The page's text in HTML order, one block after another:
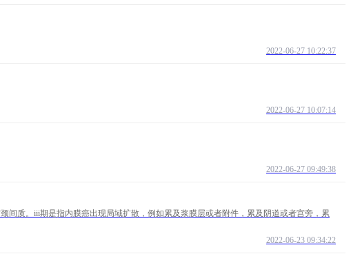
2022-06-27 10:22:37
2022-06-27 10:07:14
2022-06-27 09:49:38
质。iii期是指内膜癌出现局域扩散，例如累及浆膜层或者附件，累及阴道或者宫旁，累
2022-06-23 09:34:22